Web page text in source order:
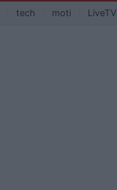
tech moti LiveTV